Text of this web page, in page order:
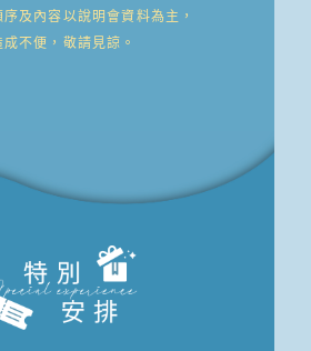
及內容以說明會資料為主，
成不便，敬請見諒。